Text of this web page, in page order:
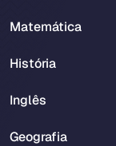
Matemática
História
Inglês
Geografia